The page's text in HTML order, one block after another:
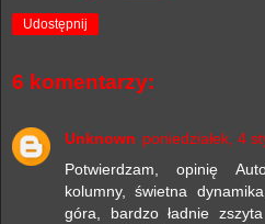
Udostępnij
6 komentarzy:
Unknown poniedziałek, 4
Potwierdzam, opinię
kolumny, świetna
góra, bardzo ładnie